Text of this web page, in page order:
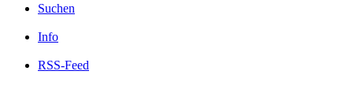
Suchen
Info
RSS-Feed